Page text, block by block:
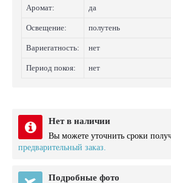
Аромат: да
Освещение: полутень
Вариегатность: нет
Период покоя: нет
Нет в наличии
Вы можете уточнить сроки
предварительный заказ.
Подробные фото